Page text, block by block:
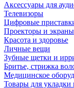
Аксессуары для
Телевизоры
Цифровые
Проекторы и экраны
Красота и здоровье
Личные вещи
Зубные щетки и
Бритье, стрижка
Медицинское
Товары для укладки